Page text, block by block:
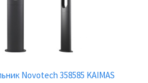
Novotech 358585 KAIMAS